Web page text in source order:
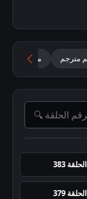
مترجم مسلسل Tum Se Tum Tak مترجم
الحلقة 383
الحلقة 379